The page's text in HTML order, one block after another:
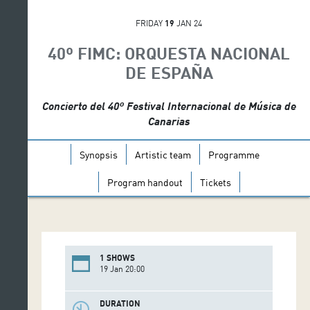
FRIDAY 19 JAN 24
40º FIMC: ORQUESTA NACIONAL
DE ESPAÑA
Concierto del 40º Festival Internacional de Música de
Canarias
Synopsis Artistic team Programme
Program handout Tickets
1 SHOWS
19 Jan 20:00
DURATION